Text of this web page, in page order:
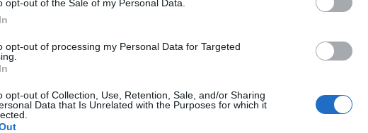
opt-out of the Sale of my Personal Data.
opt-out of processing my Personal Data for Targeted
opt-out of Collection, Use, Retention, Sale, and/or Sharing
Data that Is Unrelated with the Purposes for which it
ihr in die Angebote eines Produkts.